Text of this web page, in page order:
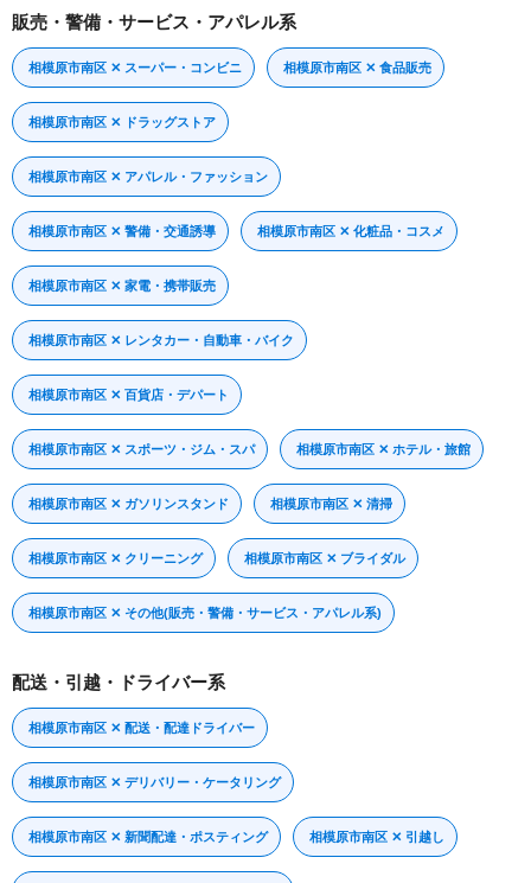
販売・警備・サービス・アパレル系
相模原市南区 ✕ スーパー・コンビニ 相模原市南区 ✕ 食品販売
相模原市南区 ✕ ドラッグストア
相模原市南区 ✕ アパレル・ファッション
相模原市南区 ✕ 警備・交通誘導 相模原市南区 ✕ 化粧品・コスメ
相模原市南区 ✕ 家電・携帯販売
相模原市南区 ✕ レンタカー・自動車・バイク
相模原市南区 ✕ 百貨店・デパート
相模原市南区 ✕ スポーツ・ジム・スパ 相模原市南区 ✕ ホテル・旅館
相模原市南区 ✕ ガソリンスタンド 相模原市南区 ✕ 清掃
相模原市南区 ✕ クリーニング 相模原市南区 ✕ ブライダル
相模原市南区 ✕ その他(販売・警備・サービス・アパレル系)
配送・引越・ドライバー系
相模原市南区 ✕ 配送・配達ドライバー
相模原市南区 ✕ デリバリー・ケータリング
相模原市南区 ✕ 新聞配達・ポスティング 相模原市南区 ✕ 引越し